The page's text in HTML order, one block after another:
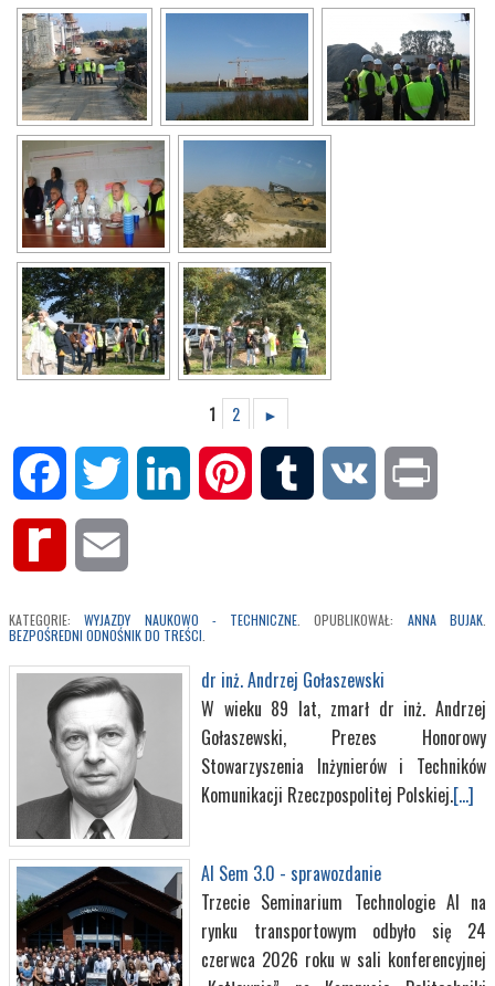
1 2 ►
Facebook Twitter LinkedIn Pinterest Tumblr VK
Rediff
KATEGORIE:WYJAZDY NAUKOWO - TECHNICZNE . OPUBLIKOWAŁ: ANNA BUJAK
BEZPOŚREDNI ODNOŚNIK DO TREŚCI
dr inż. Andrzej Gołaszewski
W wieku 89 lat, zmarł dr inż. Andrzej
Gołaszewski, Prezes Honorowy
Stowarzyszenia Inżynierów i Techników
Komunikacji Rzeczpospolitej Polskiej.[...]
AI Sem 3.0 - sprawozdanie
Trzecie Seminarium Technologie AI na
rynku transportowym odbyło się 24
czerwca 2026 roku w sali konferencyjnej